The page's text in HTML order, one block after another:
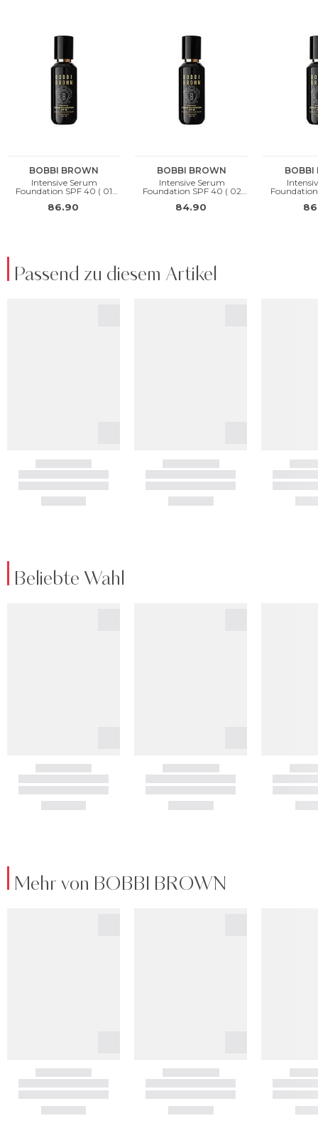
Passend zu diesem Artikel
Beliebte Wahl
Mehr von BOBBI BROWN